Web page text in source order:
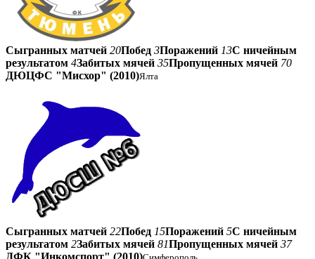
Сыгранных матчей 20Побед 3Поражений 13С ничейным
результатом 4Забитых мячей 35Пропущенных мячей 70
ДЮЦФС "Мисхор" (2010)Ялта
Сыгранных матчей 22Побед 15Поражений 5С ничейным
результатом 2Забитых мячей 81Пропущенных мячей 37
ДФК "Инкомспорт" (2010)